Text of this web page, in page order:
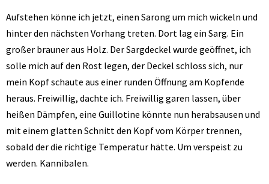
Aufstehen könne ich jetzt, einen Sarong um mich wickeln und
hinter den nächsten Vorhang treten. Dort lag ein Sarg. Ein
großer brauner aus Holz. Der Sargdeckel wurde geöffnet, ich
solle mich auf den Rost legen, der Deckel schloss sich, nur
mein Kopf schaute aus einer runden Öffnung am Kopfende
heraus. Freiwillig, dachte ich. Freiwillig garen lassen, über
heißen Dämpfen, eine Guillotine könnte nun herabsausen und
mit einem glatten Schnitt den Kopf vom Körper trennen,
sobald der die richtige Temperatur hätte. Um verspeist zu
werden. Kannibalen.